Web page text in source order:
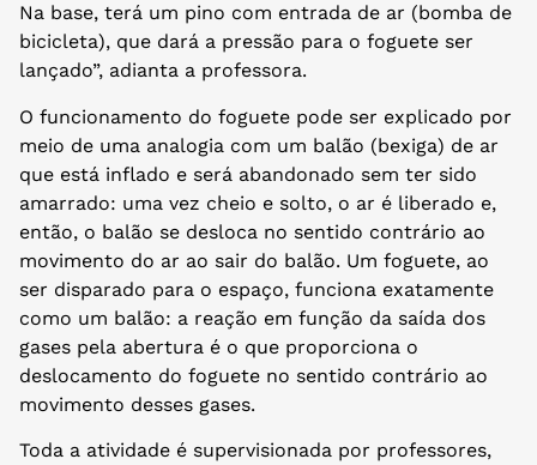
Na base, terá um pino com entrada de ar (bomba de
bicicleta), que dará a pressão para o foguete ser
lançado”, adianta a professora.
O funcionamento do foguete pode ser explicado por
meio de uma analogia com um balão (bexiga) de ar
que está inflado e será abandonado sem ter sido
amarrado: uma vez cheio e solto, o ar é liberado e,
então, o balão se desloca no sentido contrário ao
movimento do ar ao sair do balão. Um foguete, ao
ser disparado para o espaço, funciona exatamente
como um balão: a reação em função da saída dos
gases pela abertura é o que proporciona o
deslocamento do foguete no sentido contrário ao
movimento desses gases.
Toda a atividade é supervisionada por professores,